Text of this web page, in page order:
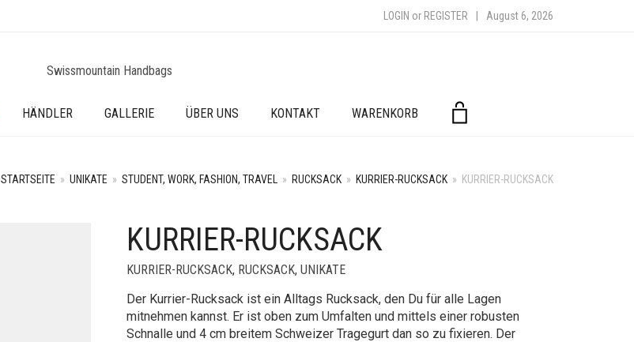
LOGIN or REGISTER August 6, 2026
HÄNDLER GALLERIE ÜBER UNS KONTAKT WARENKORB
STARTSEITE » UNIKATE » STUDENT, WORK, FASHION, TRAVEL » RUCKSACK » KURRIER-RUCKSACK » KURRIER-RUCKSACK
KURRIER-RUCKSACK
KURRIER-RUCKSACK, RUCKSACK, UNIKATE
Der Kurrier-Rucksack ist ein Alltags Rucksack, den Du für alle Lagen
mitnehmen kannst. Er ist oben zum Umfalten und mittels einer robusten
Schnalle und 4 cm breitem Schweizer Tragegurt dan so zu fixieren. Der